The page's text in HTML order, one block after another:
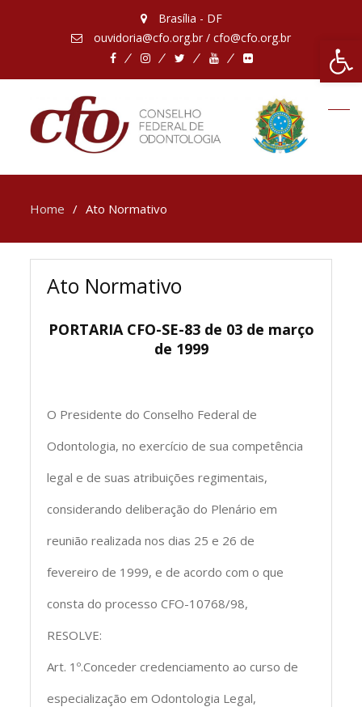
Brasília - DF
ouvidoria@cfo.org.br / cfo@cfo.org.br
FacebookInstagramTwitterYoutubeFlickr
Home Ato Normativo
Ato Normativo
PORTARIA CFO-SE-83 de 03 de março
de 1999
O Presidente do Conselho Federal de
Odontologia, no exercício de sua competência
legal e de suas atribuições regimentais,
considerando deliberação do Plenário em
reunião realizada nos dias 25 e 26 de
fevereiro de 1999, e de acordo com o que
consta do processo CFO-10768/98,
RESOLVE:
Art. 1º.Conceder credenciamento ao curso de
especialização em Odontologia Legal,